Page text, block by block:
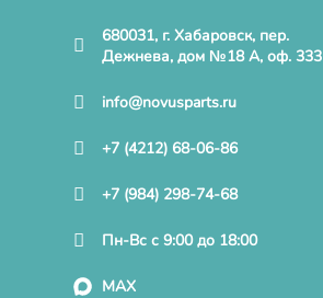
680031, г. Хабаровск, пер.
Дежнева, дом №18 А, оф. 333
info@novusparts.ru
+7 (4212) 68-06-86
+7 (984) 298-74-68
Пн-Вс с 9:00 до 18:00
MAX